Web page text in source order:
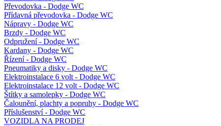
Převodovka - Dodge WC
Přídavná převodovka - Dodge WC
Nápravy - Dodge WC
Brzdy - Dodge WC
Odpružení - Dodge WC
Kardany - Dodge WC
Řízení - Dodge WC
Pneumatiky a disky - Dodge WC
Elektroinstalace 6 volt - Dodge WC
Elektroinstalace 12 volt - Dodge WC
Štítky a samolepky - Dodge WC
Čalounění, plachty a popruhy - Dodge WC
Příslušenství - Dodge WC
VOZIDLA NA PRODEJ